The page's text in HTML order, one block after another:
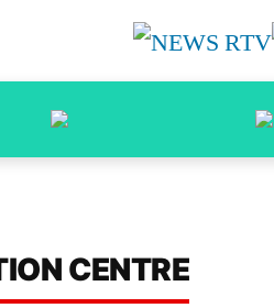
CENTRE